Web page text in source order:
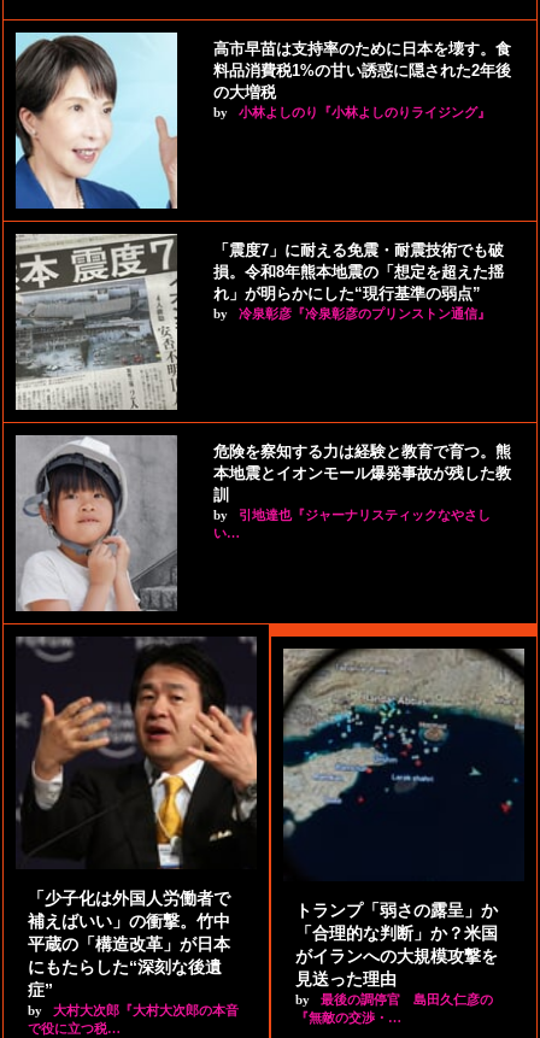
高市早苗は支持率のために日本を壊す。食
料品消費税1%の甘い誘惑に隠された2年後
の大増税
by 小林よしのり『小林よしのりライジング』
「震度7」に耐える免震・耐震技術でも破
損。令和8年熊本地震の「想定を超えた揺
れ」が明らかにした“現行基準の弱点”
by 冷泉彰彦『冷泉彰彦のプリンストン通信』
危険を察知する力は経験と教育で育つ。熊
本地震とイオンモール爆発事故が残した教
訓
by
引地達也『ジャーナリスティックなやさし
い…
「少子化は外国人労働者で
補えばいい」の衝撃。竹中
平蔵の「構造改革」が日本
にもたらした“深刻な後遺
症”
by
大村大次郎『大村大次郎の本音
で役に立つ税…
トランプ「弱さの露呈」か
「合理的な判断」か？米国
がイランへの大規模攻撃を
見送った理由
by
最後の調停官 島田久仁彦の
『無敵の交渉・…